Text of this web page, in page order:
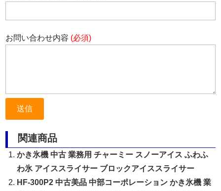
お問い合わせ内容 (必須)
関連商品
かき氷機 中古 業務用 チャーミー スノーアイス ふわふ
わ氷 アイススライサー ブロックアイススライサー
HF-300P2 中古美品 中部コーポレーション かき氷機 業